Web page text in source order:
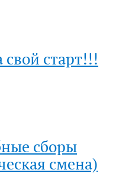
свой старт!!!
сборы
смена)